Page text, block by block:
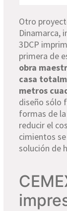
Otro
Dinamarca,
3DCP
primera de
obra
casa
metros
diseño sólo
formas de
reducir el
cimientos
solución de